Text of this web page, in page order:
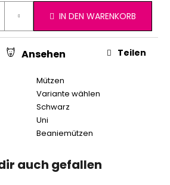
IN DEN WARENKORB
Mützen
Variante wählen
Schwarz
Uni
Beaniemützen
Ansehen Teilen
auch gefallen